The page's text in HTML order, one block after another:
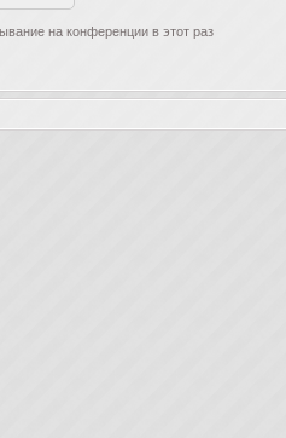
на конференции в этот раз